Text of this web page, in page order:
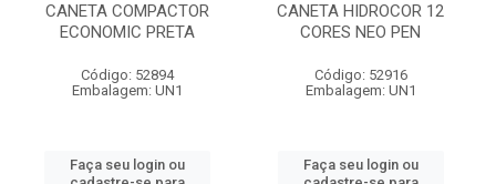
CANETA COMPACTOR
ECONOMIC PRETA
Código: 52894
Embalagem: UN1
Faça seu login ou
CANETA HIDROCOR 12
CORES NEO PEN
Código: 52916
Embalagem: UN1
Faça seu login ou